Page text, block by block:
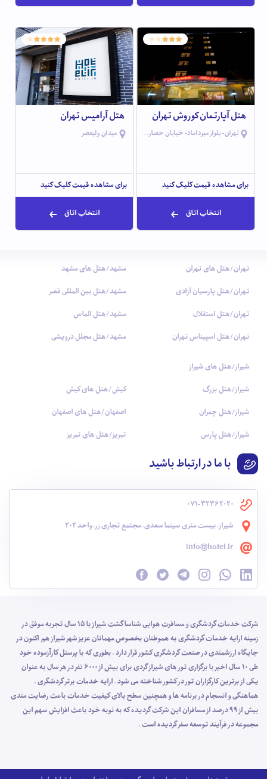
هتل آپارتمان کوروش تهران
تهران- بلوار میرداماد- خیابان حصاری- نبش کوچه 1- پلاک 34
برای مشاهده قیمت کلیک کنید
انتخاب اتاق
هتل آرامیس تهران
میدان ولیعصر
برای مشاهده قیمت کلیک کنید
انتخاب اتاق
تهران/هتل های تهران
تهران/هتل پارسیان آزادی
تهران/هتل استقلال
تهران/هتل اسپیناس تهران
مشهد/هتل های مشهد
مشهد/هتل بین المللی قصر
مشهد/هتل الماس
مشهد/هتل مجلل درویشی
شیراز/هتل های شیراز
شیراز/هتل بزرگ
شیراز/هتل چمران
شیراز/هتل پارس
کیش/هتل های کیش
اصفهان/هتل های اصفهان
تبریز/هتل های تبریز
با ما در ارتباط باشید
071-32362020
شیراز، بیست متری سینما سعدی، مجتمع تجاری زر، واحد 202
info@hotel.ir
شرکت خدمات گردشگری و مسافرت هوایی شناسا گشت شیراز با 15 سال تجربه موفق در
زمینه ارایه خدمات گردشگری به هموطنان بخصوص مهمانان عزیز شهر شیراز هم اکنون در
جایگاه ارزشمندی در صنعت گردشگری کشور قرار دارد ، بطوری که با پرسنل کارآزموده خود
طی 10 سال اخیر با برگزاری تور های شیراز گردی برای بیش از 6000 نفر در هر سال به عنوان
یکی از برترین کارگزاران تور در کشور شناخته می شود . ارایه خدمات برتر گردشگری ،
هماهنگی و انسجام در برنامه ها و همچنین سطح بالای کیفیت خدمات باعث رضایت مندی
بیش از 99 درصد از مسافران این شرکت گردیده که به نوبه خود باعث افزایش سهم این
مجموعه در فرآیند توسعه سفر گردیده است .